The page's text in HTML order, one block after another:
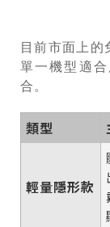
目前市面上的
單一機型適
合。
類型
輕量隱形款